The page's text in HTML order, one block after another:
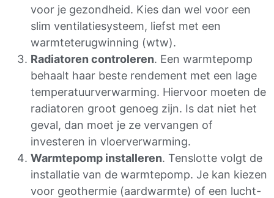
voor je gezondheid. Kies dan wel voor een
slim ventilatiesysteem, liefst met een
warmteterugwinning (wtw).
Radiatoren controleren. Een warmtepomp
behaalt haar beste rendement met een lage
temperatuurverwarming. Hiervoor moeten de
radiatoren groot genoeg zijn. Is dat niet het
geval, dan moet je ze vervangen of
investeren in vloerverwarming.
Warmtepomp installeren. Tenslotte volgt de
installatie van de warmtepomp. Je kan kiezen
voor geothermie (aardwarmte) of een lucht-